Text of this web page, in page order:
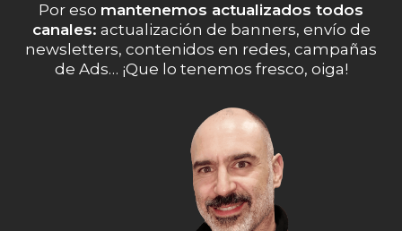
Por eso mantenemos actualizados todos
canales: actualización de banners, envío de
newsletters, contenidos en redes, campañas
de Ads… ¡Que lo tenemos fresco, oiga!